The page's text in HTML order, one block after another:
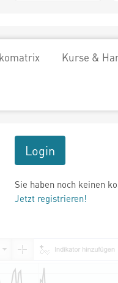
Kurse &
Login
Sie haben noch keinen
Jetzt registrieren!